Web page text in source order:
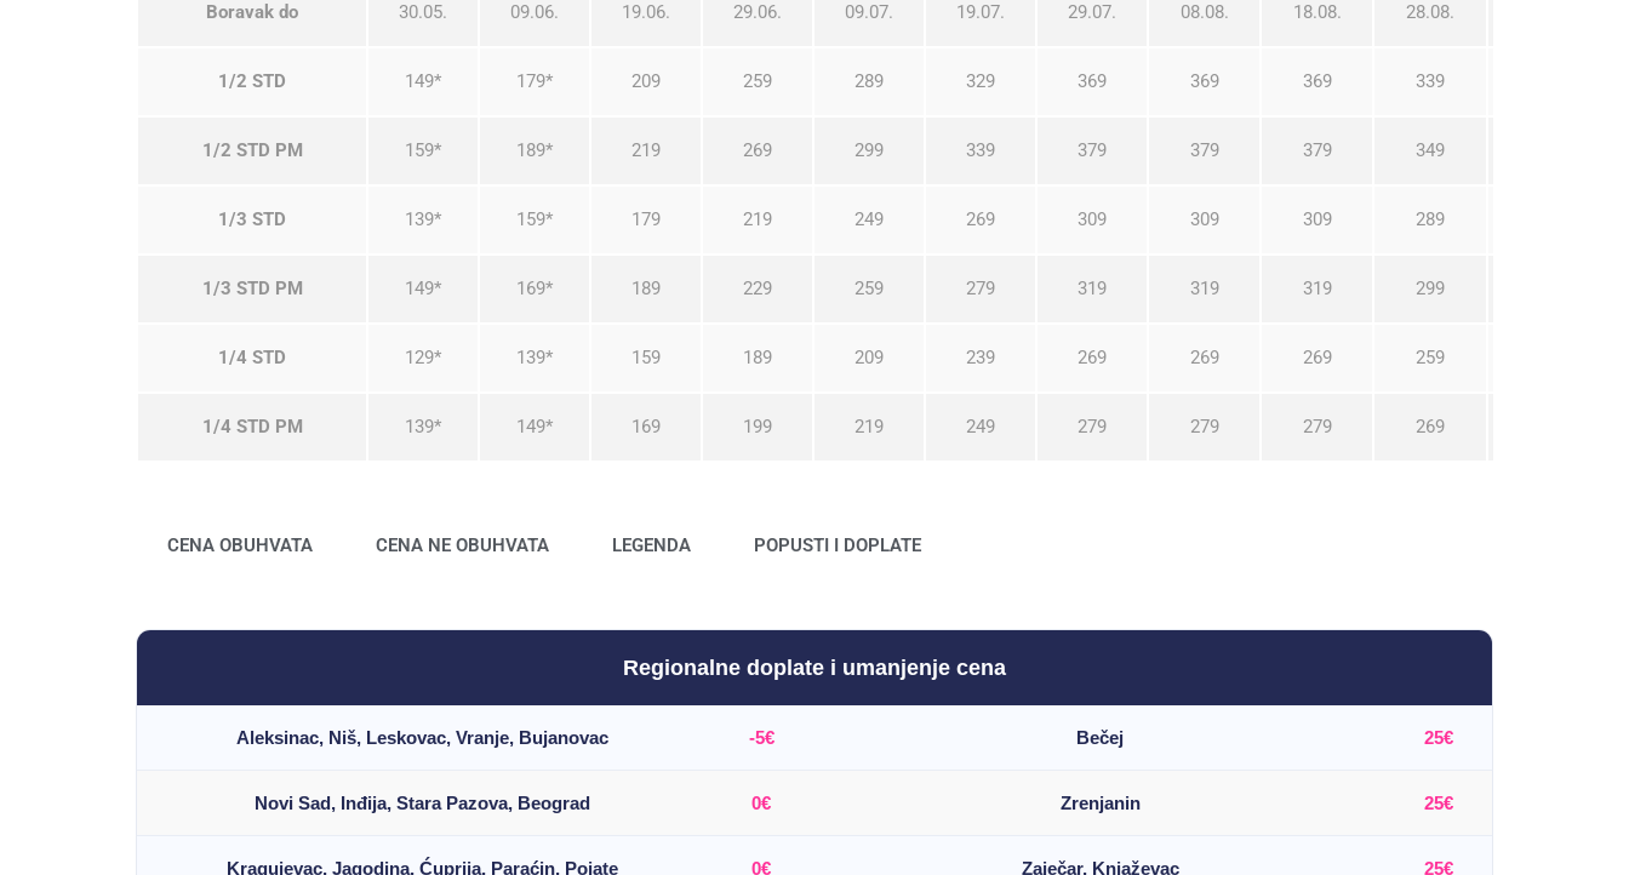
Boravak do 30.05. 09.06. 19.06. 29.06. 09.07. 19.07. 29.07. 08.08. 18.08. 28.08.
1/2 STD 149* 179* 209 259 289 329 369 369 369 339
1/2 STD PM 159* 189* 219 269 299 339 379 379 379 349
1/3 STD 139* 159* 179 219 249 269 309 309 309 289
1/3 STD PM 149* 169* 189 229 259 279 319 319 319 299
1/4 STD 129* 139* 159 189 209 239 269 269 269 259
1/4 STD PM 139* 149* 169 199 219 249 279 279 279 269
CENA OBUHVATA CENA NE OBUHVATA LEGENDA POPUSTI I DOPLATE
Regionalne doplate i umanjenje cena
Aleksinac, Niš, Leskovac, Vranje, Bujanovac -5€ Bečej 25€
Novi Sad, Inđija, Stara Pazova, Beograd 0€ Zrenjanin 25€
Kragujevac, Jagodina, Ćuprija, Paraćin, Pojate 0€ Zaječar, Knjaževac 25€